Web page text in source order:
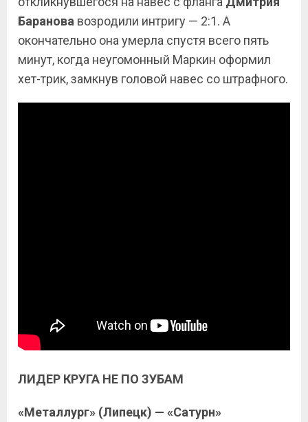
Баранова возродили интригу — 2:1. А
окончательно она умерла спустя всего пять
минут, когда неугомонный Маркин оформил
хет-трик, замкнув головой навес со штрафного.
ЛИДЕР КРУГА НЕ ПО ЗУБАМ
«Металлург» (Липецк) — «Сатурн»